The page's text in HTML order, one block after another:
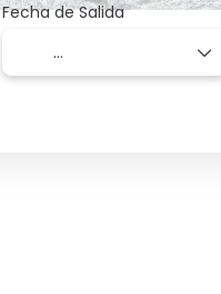
Fecha de Salida